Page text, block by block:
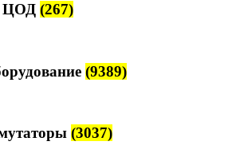
ЦОД (267)
(9389)
(3037)